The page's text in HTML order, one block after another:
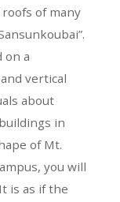
of many
on a
vertical
about
in
of Mt.
you will
is as if the